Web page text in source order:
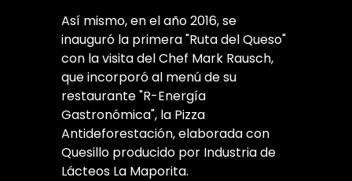
Así mismo, en el año 2016, se
inauguró la primera "Ruta del Queso"
con la visita del Chef Mark Rausch,
que incorporó al menú de su
restaurante "R-Energía
Gastronómica", la Pizza
Antideforestación, elaborada con
Quesillo producido por Industria de
Lácteos La Maporita.